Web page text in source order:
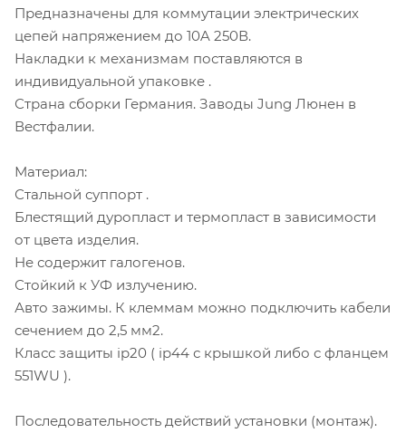
Предназначены для коммутации электрических
цепей напряжением до 10A 250В.
Накладки к механизмам поставляются в
индивидуальной упаковке .
Страна сборки Германия. Заводы Jung Люнен в
Вестфалии.
Материал:
Стальной суппорт .
Блестящий дуропласт и термопласт в зависимости
от цвета изделия.
Не содержит галогенов.
Стойкий к УФ излучению.
Авто зажимы. К клеммам можно подключить кабели
сечением до 2,5 мм2.
Класс защиты ip20 ( ip44 с крышкой либо с фланцем
551WU ).
Последовательность действий установки (монтаж).